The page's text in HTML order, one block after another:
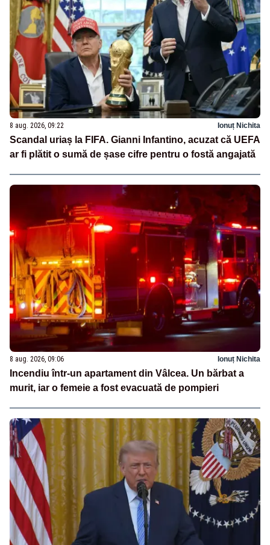
8 aug. 2026, 09:22 Ionuț Nichita
Scandal uriaș la FIFA. Gianni Infantino, acuzat că UEFA
ar fi plătit o sumă de șase cifre pentru o fostă angajată
8 aug. 2026, 09:06 Ionuț Nichita
Incendiu într-un apartament din Vâlcea. Un bărbat a
murit, iar o femeie a fost evacuată de pompieri